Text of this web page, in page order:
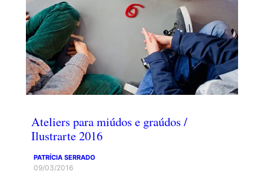
Ateliers para miúdos e graúdos /
Ilustrarte 2016
PATRÍCIA SERRADO
09/03/2016